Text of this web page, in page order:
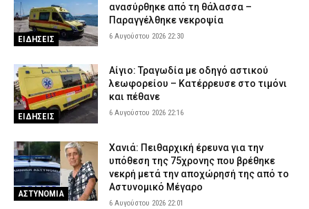
ΕΙΔΗΣΕΙΣ
ανασύρθηκε από τη θάλασσα –
Παραγγέλθηκε νεκροψία
6 Αυγούστου 2026 22:30
ΕΙΔΗΣΕΙΣ
Αίγιο: Τραγωδία με οδηγό αστικού
λεωφορείου – Κατέρρευσε στο τιμόνι
και πέθανε
6 Αυγούστου 2026 22:16
ΑΣΤΥΝΟΜΙΑ
Χανιά: Πειθαρχική έρευνα για την
υπόθεση της 75χρονης που βρέθηκε
νεκρή μετά την αποχώρησή της από το
Αστυνομικό Μέγαρο
6 Αυγούστου 2026 22:01